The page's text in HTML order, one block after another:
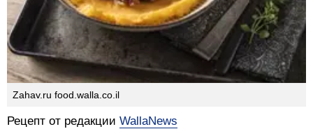
Zahav.ru food.walla.co.il
Рецепт от редакции WallaNews